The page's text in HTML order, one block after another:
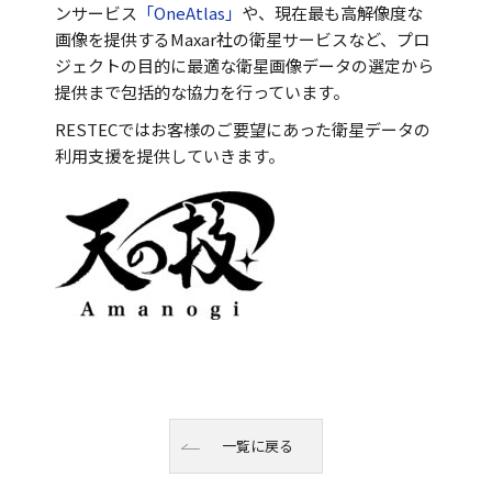
ンサービス 「OneAtlas」 や、現在最も高解像度な
画像を提供するMaxar社の衛星サービスなど、プロ
ジェクトの目的に最適な衛星画像データの選定から
提供まで包括的な協力を行っています。
RESTECではお客様のご要望にあった衛星データの
利用支援を提供していきます。
一覧に戻る